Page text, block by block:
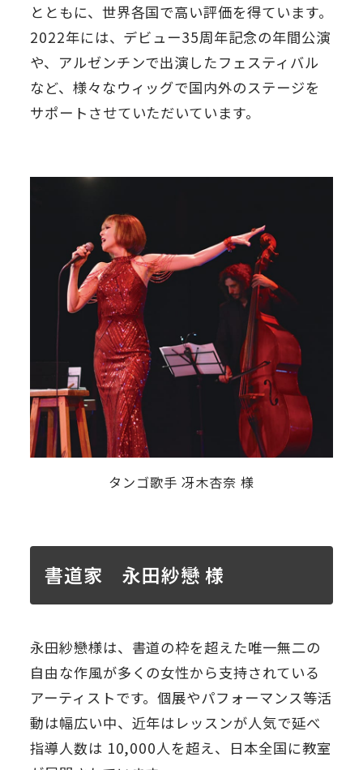
とともに、世界各国で高い評価を得ています。
2022年には、デビュー35周年記念の年間公演
や、アルゼンチンで出演したフェスティバル
など、様々なウィッグで国内外のステージを
サポートさせていただいています。
タンゴ歌手 冴木杏奈 様
書道家 永田紗戀 様
永田紗戀様は、書道の枠を超えた唯一無二の
自由な作風が多くの女性から支持されている
アーティストです。個展やパフォーマンス等活
動は幅広い中、近年はレッスンが人気で延べ
指導人数は 10,000人を超え、日本全国に教室